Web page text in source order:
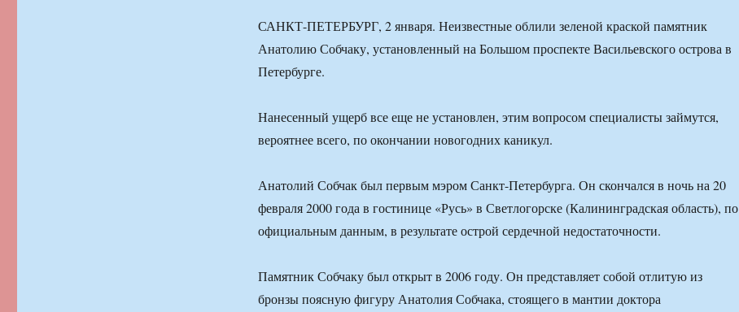
САНКТ-ПЕТЕРБУРГ, 2 января. Неизвестные облили зеленой краской памятник
Анатолию Собчаку, установленный на Большом проспекте Васильевского острова в
Петербурге.
Нанесенный ущерб все еще не установлен, этим вопросом специалисты займутся,
вероятнее всего, по окончании новогодних каникул.
Анатолий Собчак был первым мэром Санкт-Петербурга. Он скончался в ночь на 20
февраля 2000 года в гостинице «Русь» в Светлогорске (Калининградская область), по
официальным данным, в результате острой сердечной недостаточности.
Памятник Собчаку был открыт в 2006 году. Он представляет собой отлитую из
бронзы поясную фигуру Анатолия Собчака, стоящего в мантии доктора